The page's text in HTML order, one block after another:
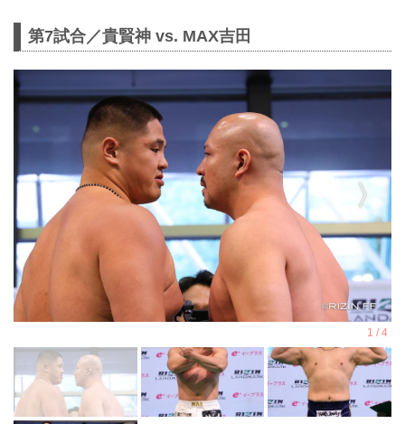
第7試合／貴賢神 vs. MAX吉田